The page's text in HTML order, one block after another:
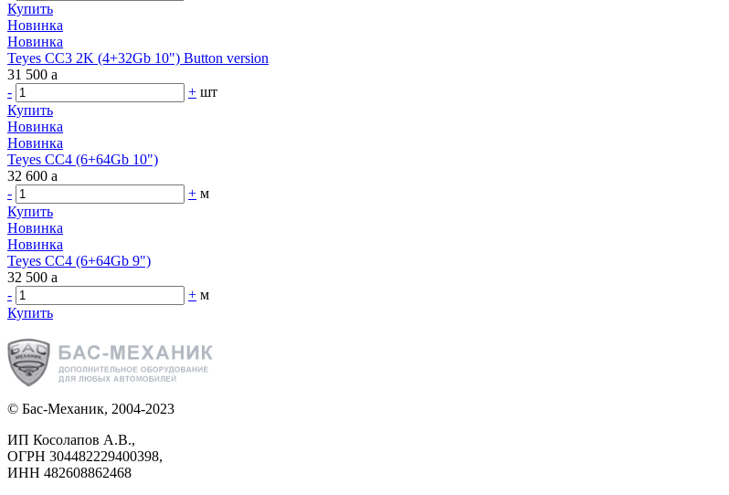
Купить
Новинка
Новинка
Teyes CC3 2K (4+32Gb 10") Button version
31 500 a
-
+ шт
Купить
Новинка
Новинка
Teyes CC4 (6+64Gb 10")
32 600 a
-
+ м
Купить
Новинка
Новинка
Teyes CC4 (6+64Gb 9")
32 500 a
-
+ м
Купить
© Бас-Механик, 2004-2023
ИП Косолапов А.В.,
ОГРН 304482229400398,
ИНН 482608862468